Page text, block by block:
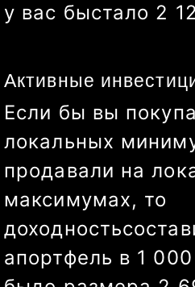
инвестированиия
Активные
Если бы вы
локальных
продавали на
максимумах, то
доходность